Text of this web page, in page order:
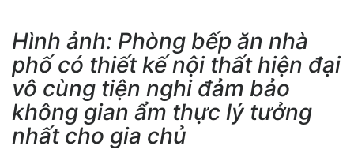
Hình ảnh: Phòng bếp ăn nhà
phố có thiết kế nội thất hiện đại
vô cùng tiện nghi đảm bảo
không gian ẩm thực lý tưởng
nhất cho gia chủ